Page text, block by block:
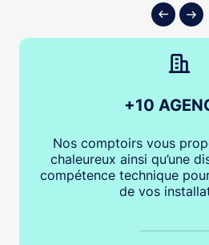
+10
Nos comptoirs vous
chaleureux ainsi qu’une
compétence technique
de vos